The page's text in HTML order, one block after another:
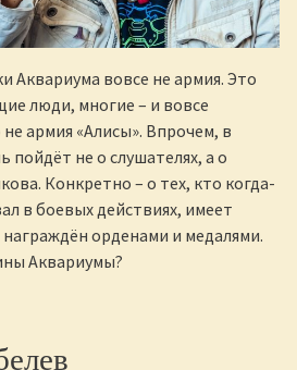
Аквариума вовсе не армия. Это
люди, многие – и вовсе
армия «Алисы». Впрочем, в
пойдёт не о слушателях, а о
Конкретно – о тех, кто когда-
в боевых действиях, имеет
орденами и медалями.
Аквариумы?